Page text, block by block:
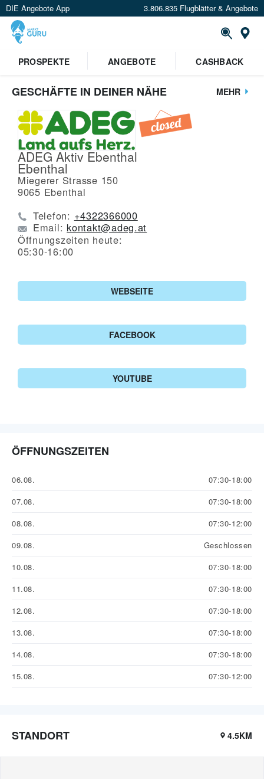
DIE Angebote App 3.806.835 Flugblätter & Angebote
PROSPEKTE
ANGEBOTE CASHBACK
GESCHÄFTE IN DEINER NÄHE MEHR
ADEG Aktiv Ebenthal
Ebenthal
Miegerer Strasse 150
9065 Ebenthal
Telefon: +4322366000
Email: kontakt@adeg.at
Öffnungszeiten heute:
05:30-16:00
WEBSEITE
FACEBOOK
YOUTUBE
ÖFFNUNGSZEITEN
06.08.
07:30-18:00
07.08.
07:30-18:00
08.08.
07:30-12:00
09.08.
Geschlossen
10.08.
07:30-18:00
11.08.
07:30-18:00
12.08.
07:30-18:00
13.08.
07:30-18:00
14.08.
07:30-18:00
15.08.
07:30-12:00
STANDORT 4.5KM